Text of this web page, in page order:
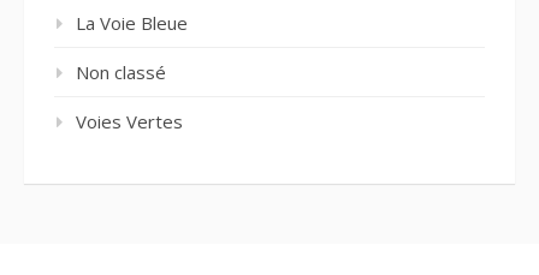
La Voie Bleue
Non classé
Voies Vertes